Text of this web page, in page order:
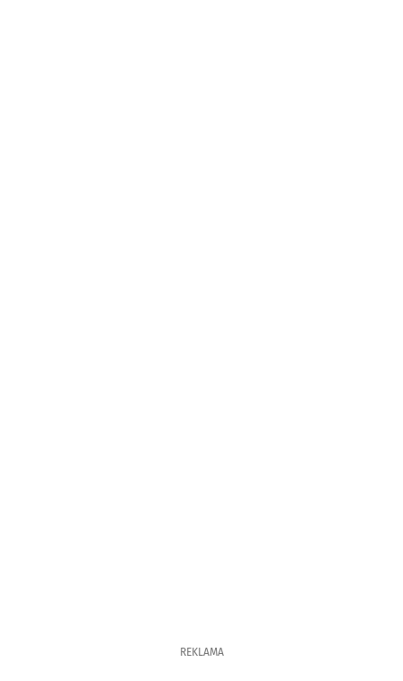
REKLAMA